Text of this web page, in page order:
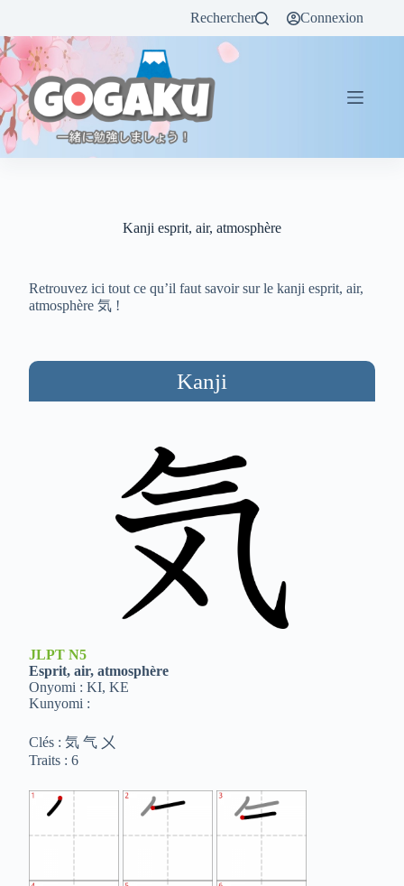
Rechercher Connexion
Kanji esprit, air, atmosphère
Retrouvez ici tout ce qu’il faut savoir sur le kanji esprit, air,
atmosphère 気 !
Kanji
JLPT N5
Esprit, air, atmosphère
Onyomi : KI, KE
Kunyomi :
Clés : 気 气 㐅
Traits : 6